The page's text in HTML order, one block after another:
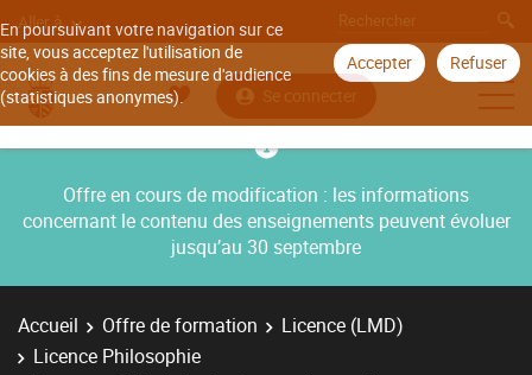
En poursuivant votre navigation sur ce
site, vous acceptez l'utilisation de
cookies à des fins de mesure d'audience
(statistiques anonymes).
Accepter Refuser
Aller à
Se connecter
Offre en cours de modification : les informations
concernant le contenu des enseignements peuvent évoluer
jusqu’au 30 septembre
Accueil Offre de formation
Licence (LMD)
Licence Philosophie